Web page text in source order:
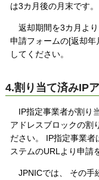
は3カ月後の月末です。
返却期間を3カ月より
申請フォームの[返却年
してください。
4.割り当て済みIP
IP指定事業者が割り
アドレスブロックの割
ださい。 IP指定事業
ステムのURLより申請
JPNICでは、 その手